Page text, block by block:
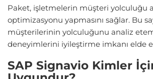
Paket, işletmelerin müşteri yolculuğu
optimizasyonu yapmasını sağlar. Bu
müşterilerinin yolculuğunu analiz
deneyimlerini iyileştirme imkanı elde
SAP Signavio Kimler